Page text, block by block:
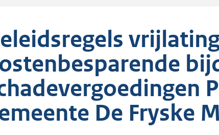
De Fryske